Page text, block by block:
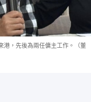
，先後為兩任傭主工作。（董